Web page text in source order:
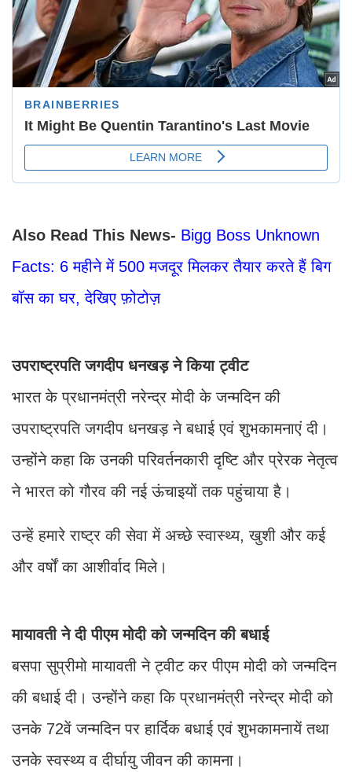
Also Read This News- Bigg Boss Unknown
Facts: 6 महीने में 500 मजदूर मिलकर तैयार करते हैं बिग
बॉस का घर, देखिए फ़ोटोज़
उपराष्ट्रपति जगदीप धनखड़ ने किया ट्वीट
भारत के प्रधानमंत्री नरेन्द्र मोदी के जन्मदिन की
उपराष्ट्रपति जगदीप धनखड़ ने बधाई एवं शुभकामनाएं दी।
उन्होंने कहा कि उनकी परिवर्तनकारी दृष्टि और प्रेरक नेतृत्व
ने भारत को गौरव की नई ऊंचाइयों तक पहुंचाया है।
उन्हें हमारे राष्ट्र की सेवा में अच्छे स्वास्थ्य, खुशी और कई
और वर्षों का आशीर्वाद मिले।
मायावती ने दी पीएम मोदी को जन्मदिन की बधाई
बसपा सुप्रीमो मायावती ने ट्वीट कर पीएम मोदी को जन्मदिन
की बधाई दी। उन्होंने कहा कि प्रधानमंत्री नरेन्द्र मोदी को
उनके 72वें जन्मदिन पर हार्दिक बधाई एवं शुभकामनायें तथा
उनके स्वस्थ्य व दीर्घायु जीवन की कामना।